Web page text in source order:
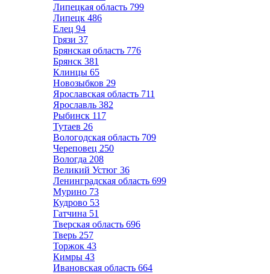
Липецкая область 799
Липецк 486
Елец 94
Грязи 37
Брянская область 776
Брянск 381
Клинцы 65
Новозыбков 29
Ярославская область 711
Ярославль 382
Рыбинск 117
Тутаев 26
Вологодская область 709
Череповец 250
Вологда 208
Великий Устюг 36
Ленинградская область 699
Мурино 73
Кудрово 53
Гатчина 51
Тверская область 696
Тверь 257
Торжок 43
Кимры 43
Ивановская область 664